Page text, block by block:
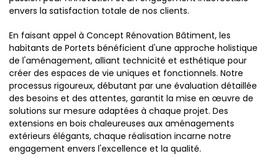
envers la satisfaction totale de nos clients.
En faisant appel à Concept Rénovation Bâtiment, les
habitants de Portets bénéficient d'une approche holistique
de l'aménagement, alliant technicité et esthétique pour
créer des espaces de vie uniques et fonctionnels. Notre
processus rigoureux, débutant par une évaluation détaillée
des besoins et des attentes, garantit la mise en œuvre de
solutions sur mesure adaptées à chaque projet. Des
extensions en bois chaleureuses aux aménagements
extérieurs élégants, chaque réalisation incarne notre
engagement envers l'excellence et la qualité.